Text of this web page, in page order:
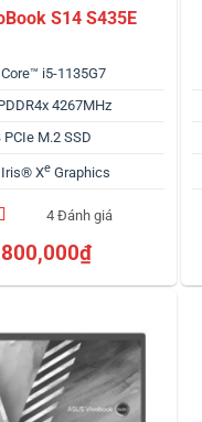
S14 S435E
i5-1135G7
4267MHz
PCIe M.2 SSD
XeGraphics
5
4 Đánh giá
₫